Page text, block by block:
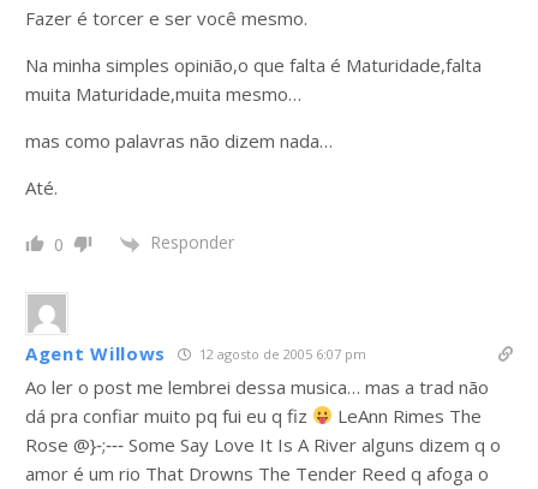
Fazer é torcer e ser você mesmo.
Na minha simples opinião,o que falta é Maturidade,falta
muita Maturidade,muita mesmo…
mas como palavras não dizem nada…
Até.
0 Responder
Agent Willows 12 agosto de 2005 6:07 pm
Ao ler o post me lembrei dessa musica… mas a trad não
dá pra confiar muito pq fui eu q fiz
LeAnn Rimes The
Rose @}‑;‑‑‑ Some Say Love It Is A River alguns dizem q o
amor é um rio That Drowns The Tender Reed q afoga o